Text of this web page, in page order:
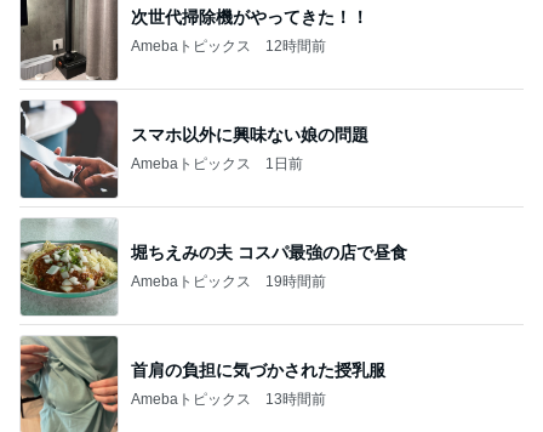
次世代掃除機がやってきた！！
Amebaトピックス 12時間前
スマホ以外に興味ない娘の問題
Amebaトピックス 1日前
堀ちえみの夫 コスパ最強の店で昼食
Amebaトピックス 19時間前
首肩の負担に気づかされた授乳服
Amebaトピックス 13時間前